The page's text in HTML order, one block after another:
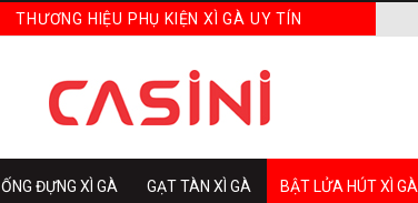
THƯƠNG HIỆU PHỤ KIỆN XÌ GÀ UY TÍN
ỐNG ĐỰNG XÌ GÀ GẠT TÀN XÌ GÀ BẬT LỬA HÚT XÌ GÀ